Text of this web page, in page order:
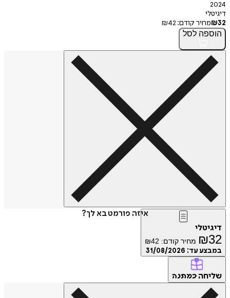
2024
דיגיטלי
₪32 מחיר קודם: ₪42
הוספה לסל
איזה פורמט בא לך?
דיגיטלי
₪32 מחיר קודם: ₪42
במבצע עד: 31/08/2026
שליחה כמתנה